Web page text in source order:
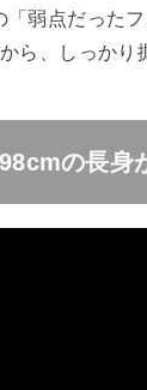
「弱点だった
ら、しっかり
の長身